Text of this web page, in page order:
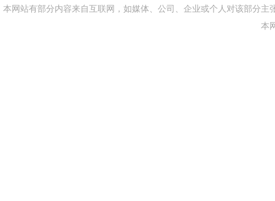
本网站有部分内容来自互联网，如媒体、公司、企业或个人对该部分
本